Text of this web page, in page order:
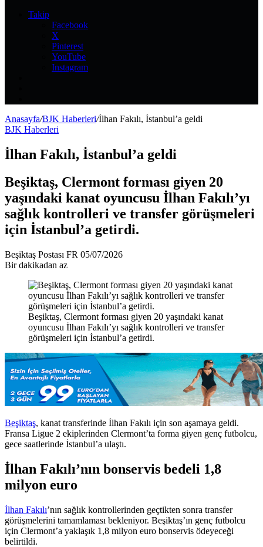
Takip
Facebook
X
Pinterest
YouTube
Instagram
Anasayfa/BJK Haberleri/İlhan Fakılı, İstanbul’a geldi
BJK Haberleri
İlhan Fakılı, İstanbul’a geldi
Beşiktaş, Clermont forması giyen 20
yaşındaki kanat oyuncusu İlhan Fakılı’yı
sağlık kontrolleri ve transfer görüşmeleri
için İstanbul’a getirdi.
Beşiktaş Postası FR Bir
göndermek
05/07/2026
Bir dakikadan az
Beşiktaş, Clermont forması giyen 20 yaşındaki kanat
oyuncusu İlhan Fakılı’yı sağlık kontrolleri ve transfer
görüşmeleri için İstanbul’a getirdi.
Beşiktaş, kanat transferinde İlhan Fakılı için son aşamaya geldi.
Fransa Ligue 2 ekiplerinden Clermont’ta forma giyen genç futbolcu,
gece saatlerinde İstanbul’a ulaştı.
İlhan Fakılı’nın bonservis bedeli 1,8
milyon euro
İlhan Fakılı’nın sağlık kontrollerinden geçtikten sonra transfer
görüşmelerini tamamlaması bekleniyor. Beşiktaş’ın genç futbolcu
için Clermont’a yaklaşık 1,8 milyon euro bonservis ödeyeceği
belirtildi.